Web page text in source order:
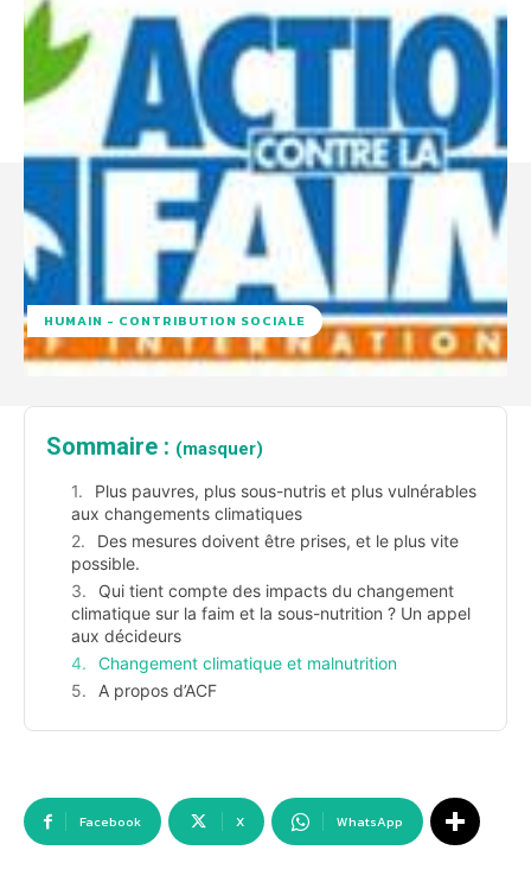
HUMAIN - CONTRIBUTION SOCIALE
Sommaire : (masquer)
Plus pauvres, plus sous-nutris et plus vulnérables
aux changements climatiques
Des mesures doivent être prises, et le plus vite
possible.
Qui tient compte des impacts du changement
climatique sur la faim et la sous-nutrition ? Un appel
aux décideurs
Changement climatique et malnutrition
A propos d’ACF
Facebook X WhatsApp